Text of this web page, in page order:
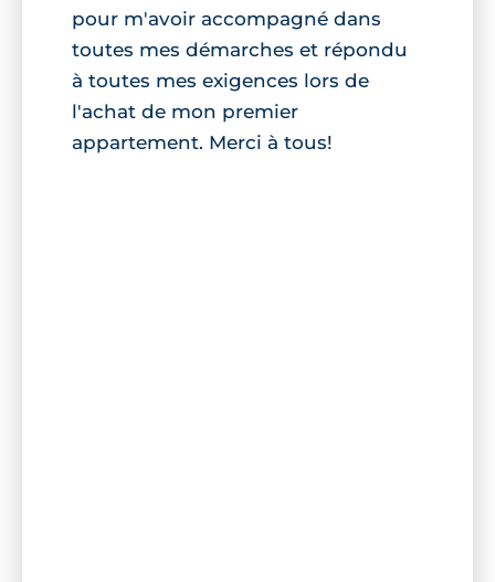
pour m'avoir accompagné dans
toutes mes démarches et répondu
à toutes mes exigences lors de
l'achat de mon premier
appartement. Merci à tous!